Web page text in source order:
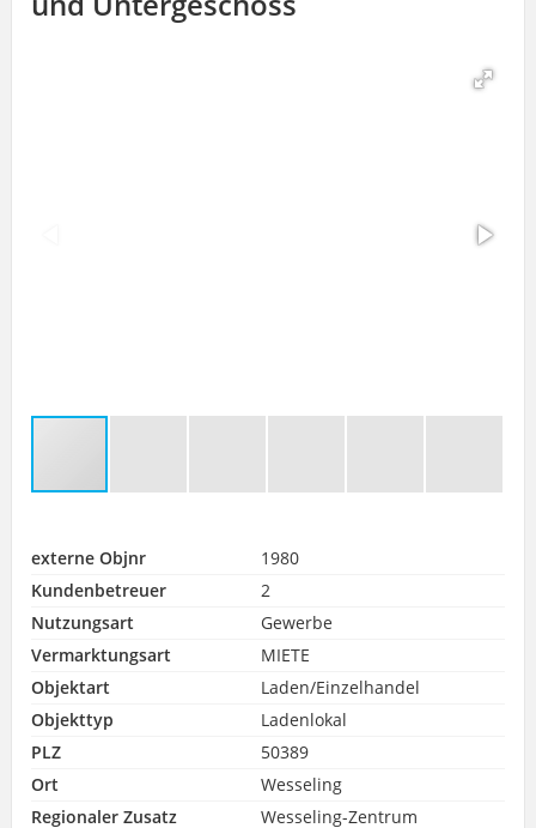
externe Objnr
1980
Kundenbetreuer
2
Nutzungsart
Gewerbe
Vermarktungsart
MIETE
Objektart
Laden/Einzelhandel
Objekttyp
Ladenlokal
PLZ
50389
Ort
Wesseling
Regionaler Zusatz
Wesseling-Zentrum